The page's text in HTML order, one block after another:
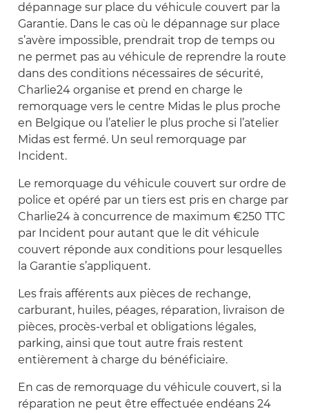
dépannage sur place du véhicule couvert par la
Garantie. Dans le cas où le dépannage sur place
s’avère impossible, prendrait trop de temps ou
ne permet pas au véhicule de reprendre la route
dans des conditions nécessaires de sécurité,
Charlie24 organise et prend en charge le
remorquage vers le centre Midas le plus proche
en Belgique ou l’atelier le plus proche si l’atelier
Midas est fermé. Un seul remorquage par
Incident.
Le remorquage du véhicule couvert sur ordre de
police et opéré par un tiers est pris en charge par
Charlie24 à concurrence de maximum €250 TTC
par Incident pour autant que le dit véhicule
couvert réponde aux conditions pour lesquelles
la Garantie s’appliquent.
Les frais afférents aux pièces de rechange,
carburant, huiles, péages, réparation, livraison de
pièces, procès-verbal et obligations légales,
parking, ainsi que tout autre frais restent
entièrement à charge du bénéficiaire.
En cas de remorquage du véhicule couvert, si la
réparation ne peut être effectuée endéans 24